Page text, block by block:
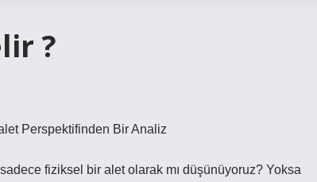
?
Perspektifinden Bir Analiz
fiziksel bir alet olarak mı düşünüyoruz? Yoksa